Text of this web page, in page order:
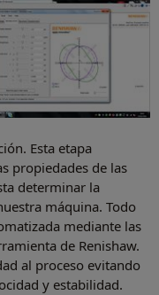
Esta etapa
propiedades de las
determinar la
máquina. Todo
mediante las
de Renishaw.
al proceso evitando
y estabilidad.